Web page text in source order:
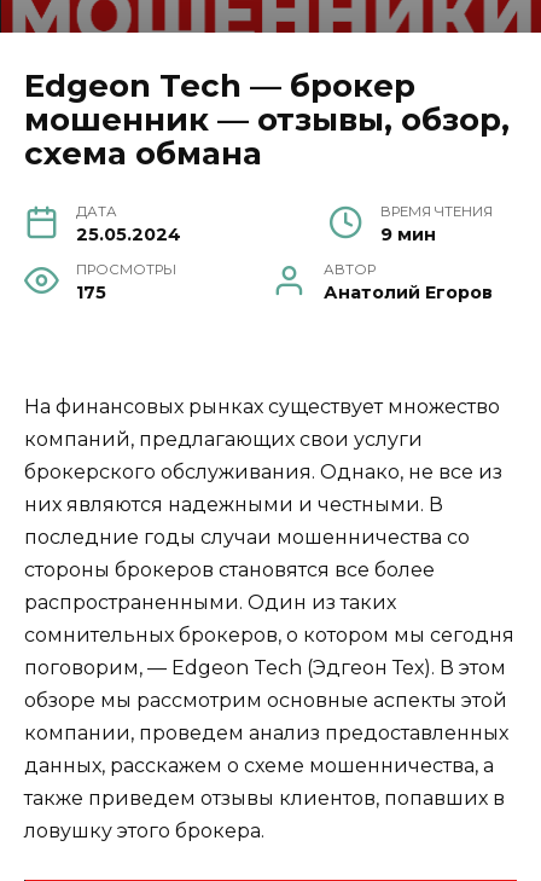
Edgeon Tech — брокер
мошенник — отзывы, обзор,
схема обмана
ДАТА
25.05.2024
ВРЕМЯ ЧТЕНИЯ
9 мин
ПРОСМОТРЫ
175
АВТОР
Анатолий Егоров
На финансовых рынках существует множество
компаний, предлагающих свои услуги
брокерского обслуживания. Однако, не все из
них являются надежными и честными. В
последние годы случаи мошенничества со
стороны брокеров становятся все более
распространенными. Один из таких
сомнительных брокеров, о котором мы сегодня
поговорим, — Edgeon Tech (Эдгеон Тех). В этом
обзоре мы рассмотрим основные аспекты этой
компании, проведем анализ предоставленных
данных, расскажем о схеме мошенничества, а
также приведем отзывы клиентов, попавших в
ловушку этого брокера.